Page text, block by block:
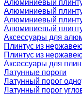
Алюминиевый
Алюминиевый
Алюминиевый
Алюминиевый
Аксессуары для
Плинтус из
Плинтус из
Аксессуары для
Латунные пороги
Латунный порог
Латунный порог